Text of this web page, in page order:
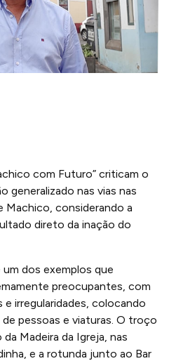
com Futuro” criticam o
generalizado nas vias nas
Machico, considerando a
direto da inação do
dos exemplos que
preocupantes, com
irregularidades, colocando
pessoas e viaturas. O troço
Madeira da Igreja, nas
e a rotunda junto ao Bar